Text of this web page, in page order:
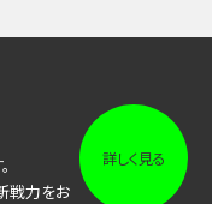
戦力をお
詳しく見る